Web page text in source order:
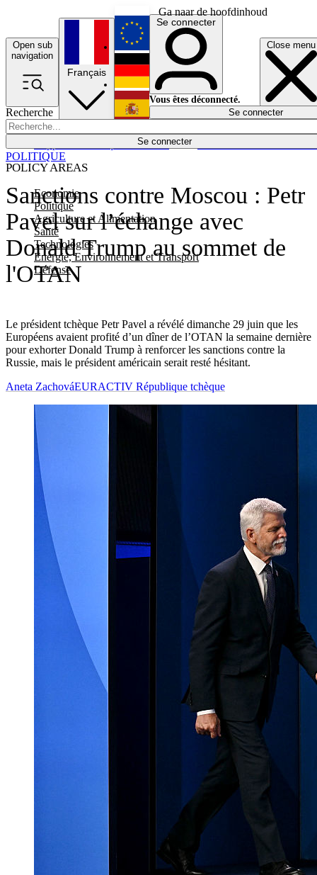
Ga naar de hoofdinhoud
Open sub
navigation
Close menu
Recherche
Se connecter
POLICY AREAS
Economie
Politique
Agriculture et Alimentation
Santé
Technologies
Energie, Environnement et Transport
Défense
Économie
Français
English
Deutsch
Español
Se connecter
Vous êtes déconnecté.
Se connecter
Sanctions contre Moscou : Petr
Pavel sur l’échange avec
Donald Trump au sommet de
l'OTAN
Le président tchèque Petr Pavel a révélé dimanche 29 juin que les
Européens avaient profité d’un dîner de l’OTAN la semaine dernière
pour exhorter Donald Trump à renforcer les sanctions contre la
Russie, mais le président américain serait resté hésitant.
POLITIQUE
Aneta ZachováEURACTIV République tchèque